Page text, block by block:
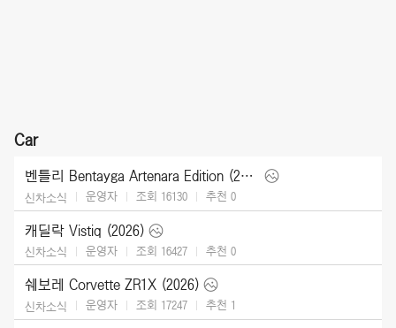
Car
벤틀리 Bentayga Artenara Edition (2027)
신차소식 운영자 조회 16130 추천 0
캐딜락 Vistiq (2026)
신차소식 운영자 조회 16427 추천 0
쉐보레 Corvette ZR1X (2026)
신차소식 운영자 조회 17247 추천 1